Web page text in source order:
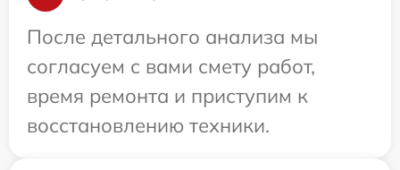
После детального анализа мы
согласуем с вами смету работ,
время ремонта и приступим к
восстановлению техники.